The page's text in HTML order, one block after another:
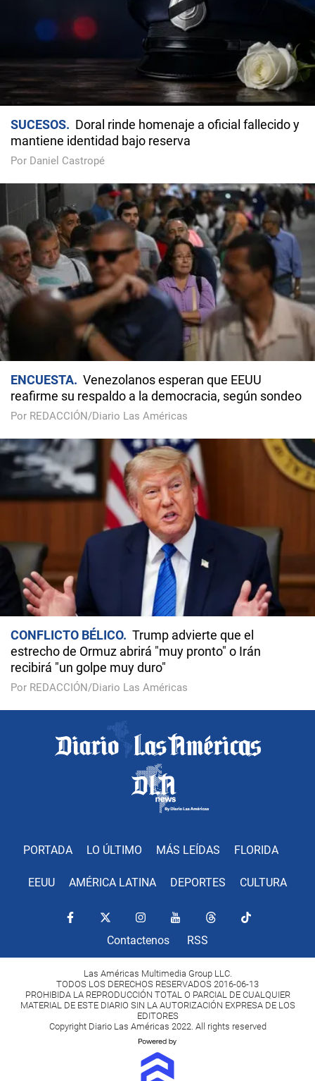
SUCESOS
Doral rinde homenaje a oficial fallecido y
mantiene identidad bajo reserva
Por Daniel Castropé
ENCUESTA
Venezolanos esperan que EEUU
reafirme su respaldo a la democracia, según sondeo
Por REDACCIÓN/Diario Las Américas
CONFLICTO BÉLICO
Trump advierte que el
estrecho de Ormuz abrirá "muy pronto" o Irán
recibirá "un golpe muy duro"
Por REDACCIÓN/Diario Las Américas
PORTADA LO ÚLTIMO MÁS LEÍDAS FLORIDA
EEUU AMÉRICA LATINA DEPORTES CULTURA
Contactenos RSS
Las Américas Multimedia Group LLC.
TODOS LOS DERECHOS RESERVADOS 2016-06-13
PROHIBIDA LA REPRODUCCIÓN TOTAL O PARCIAL DE CUALQUIER
MATERIAL DE ESTE DIARIO SIN LA AUTORIZACIÓN EXPRESA DE LOS
EDITORES
Copyright Diario Las Américas 2022. All rights reserved